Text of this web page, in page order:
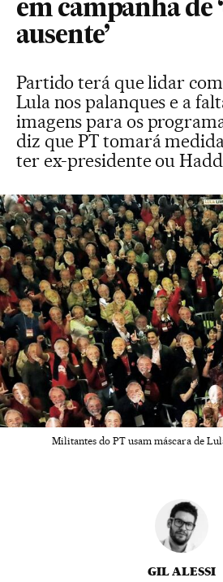
em campanha de
ausente’
Partido terá que lidar com
Lula nos palanques e a
imagens para os
diz que PT tomará
ter ex-presidente ou
Militantes do PT usam máscara de
GIL ALESSI